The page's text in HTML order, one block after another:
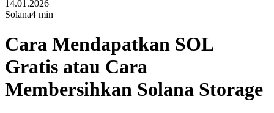
14.01.2026
Solana4 min
Cara Mendapatkan SOL
Gratis atau Cara
Membersihkan Solana Storage